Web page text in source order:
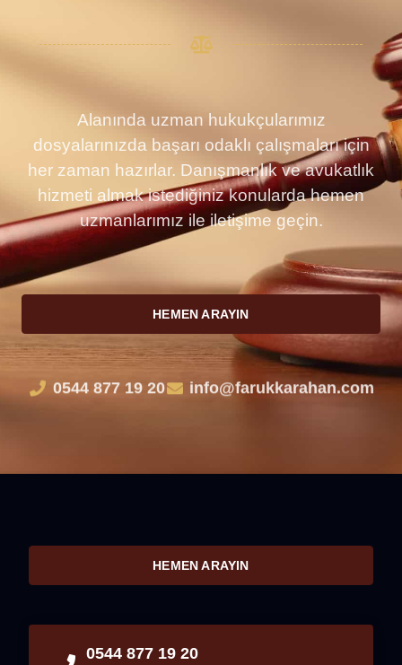
Alanında uzman hukukçularımız
dosyalarınızda başarı odaklı çalışmaları için
her zaman hazırlar. Danışmanlık ve avukatlık
hizmeti almak istediğiniz konularda hemen
uzmanlarımız ile iletişime geçin.
HEMEN ARAYIN
0544 877 19 20 info@farukkarahan.com
HEMEN ARAYIN
0544 877 19 20